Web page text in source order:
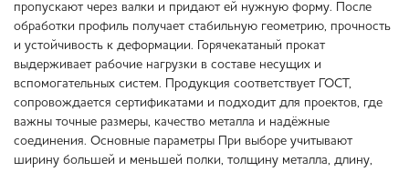
пропускают через валки и придают ей нужную форму. После
обработки профиль получает стабильную геометрию, прочность
и устойчивость к деформации. Горячекатаный прокат
выдерживает рабочие нагрузки в составе несущих и
вспомогательных систем. Продукция соответствует ГОСТ,
сопровождается сертификатами и подходит для проектов, где
важны точные размеры, качество металла и надёжные
соединения. Основные параметры При выборе учитывают
ширину большей и меньшей полки, толщину металла, длину,